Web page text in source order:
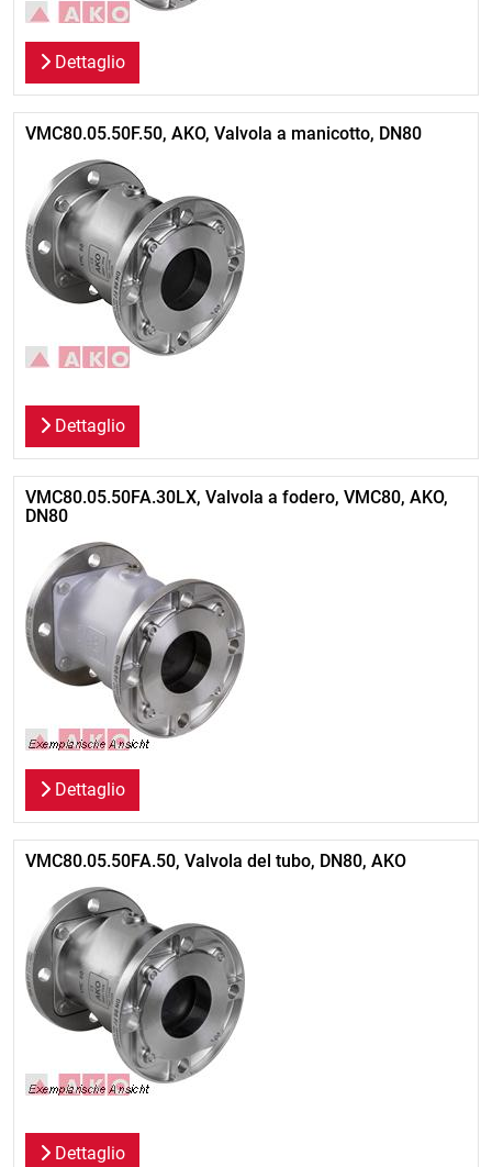
Dettaglio
VMC80.05.50F.50, AKO, Valvola a manicotto, DN80
Dettaglio
VMC80.05.50FA.30LX, Valvola a fodero, VMC80, AKO,
DN80
Dettaglio
VMC80.05.50FA.50, Valvola del tubo, DN80, AKO
Dettaglio